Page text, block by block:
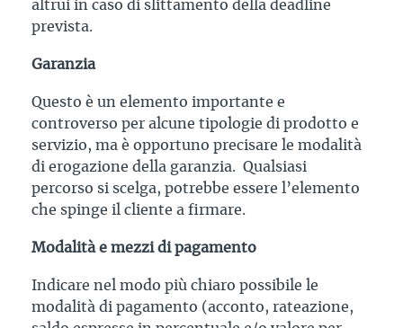
altrui in caso di slittamento della deadline
prevista.
Garanzia
Questo è un elemento importante e
controverso per alcune tipologie di prodotto e
servizio, ma è opportuno precisare le modalità
di erogazione della garanzia. Qualsiasi
percorso si scelga, potrebbe essere l’elemento
che spinge il cliente a firmare.
Modalità e mezzi di pagamento
Indicare nel modo più chiaro possibile le
modalità di pagamento (acconto, rateazione,